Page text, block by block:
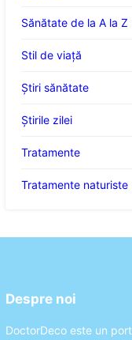
Sănătate de la A la Z
Stil de viaţă
Ştiri sănătate
Știrile zilei
Tratamente
Tratamente naturiste
Despre noi
DoctorDeco este un